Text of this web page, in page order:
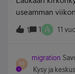
useamman
nopeuteen, ei
1 1 A 11
M
migration
Kysy ja